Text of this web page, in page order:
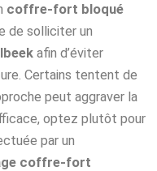
coffre-fort bloqué
de solliciter un
afin d’éviter
Certains tentent de
peut aggraver la
optez plutôt pour
par un
coffre-fort